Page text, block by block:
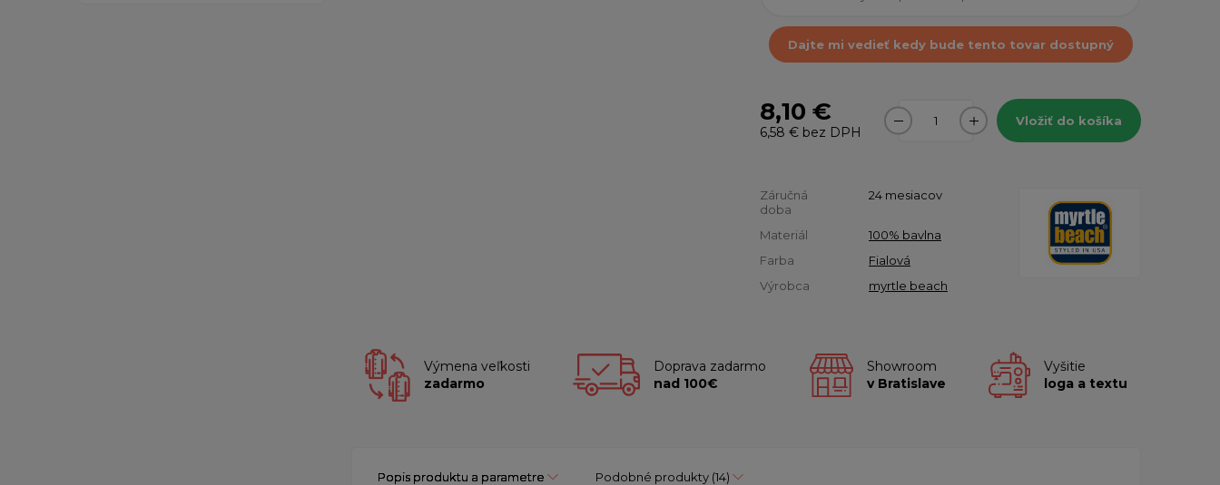
Dajte mi vedieť kedy bude tento tovar dostupný
8,10 €
6,58 € bez DPH
Vložiť do košíka
Záručná
doba
24 mesiacov
Materiál
100% bavlna
Farba
Fialová
Výrobca
myrtle beach
Výmena veľkosti
zadarmo
Doprava zadarmo
nad 100€
Showroom
v Bratislave
Vyšitie
loga a textu
Popis produktu a parametre Podobné produkty (14)